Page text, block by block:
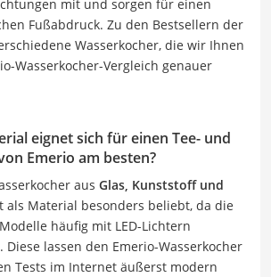
mit und sorgen für einen
Fußabdruck. Zu den Bestsellern der
Wasserkocher, die wir Ihnen
Wasserkocher-Vergleich genauer
eignet sich für einen Tee- und
Emerio am besten?
aus Glas, Kunststoff und
als Material besonders beliebt, da die
häufig mit LED-Lichtern
lassen den Emerio-Wasserkocher
Tests im Internet äußerst modern